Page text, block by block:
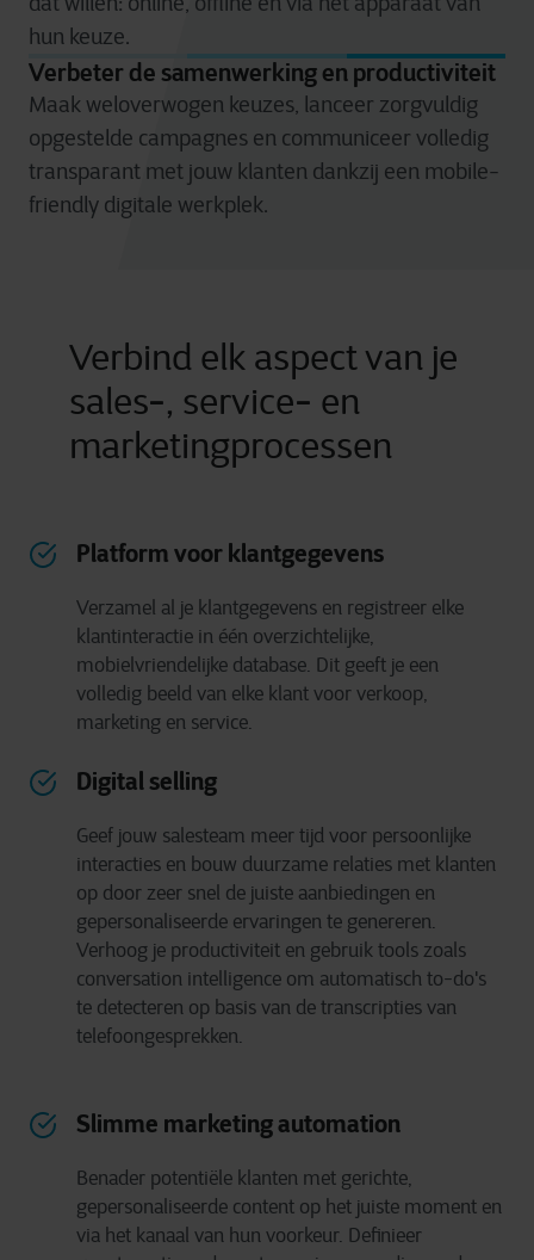
hun keuze.
Verbeter de samenwerking en productiviteit
Maak weloverwogen keuzes, lanceer zorgvuldig
opgestelde campagnes en communiceer volledig
transparant met jouw klanten dankzij een mobile-
friendly digitale werkplek.
Verbind elk aspect van je
sales-, service- en
marketingprocessen
Platform voor klantgegevens
Verzamel al je klantgegevens en registreer elke
klantinteractie in één overzichtelijke,
mobielvriendelijke database. Dit geeft je een
volledig beeld van elke klant voor verkoop,
marketing en service.
Digital selling
Geef jouw salesteam meer tijd voor persoonlijke
interacties en bouw duurzame relaties met klanten
op door zeer snel de juiste aanbiedingen en
gepersonaliseerde ervaringen te genereren.
Verhoog je productiviteit en gebruik tools zoals
conversation intelligence om automatisch to-do's
te detecteren op basis van de transcripties van
telefoongesprekken.
Slimme marketing automation
Benader potentiële klanten met gerichte,
gepersonaliseerde content op het juiste moment en
via het kanaal van hun voorkeur. Definieer